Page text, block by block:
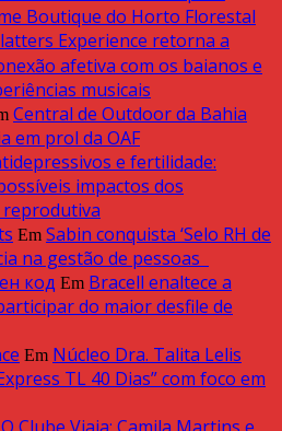
Boutique do Horto Florestal
Experience retorna a
afetiva com os baianos e
musicais
Central de Outdoor da Bahia
em prol da OAF
e fertilidade:
impactos dos
reprodutiva
Em Sabin conquista ‘Selo RH de
na gestão de pessoas
код Em Bracell enaltece a
do maior desfile de
Em Núcleo Dra. Talita Lelis
TL 40 Dias” com foco em